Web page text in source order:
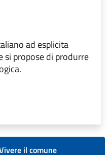
ad esplicita
propose di produrre
il comune